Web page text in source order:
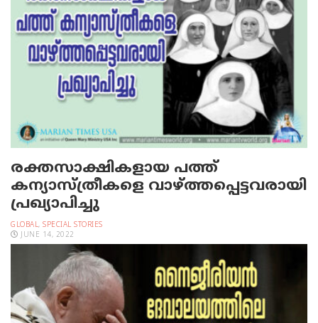
രക്തസാക്ഷികളായ പത്ത്
കന്യാസ്ത്രീകളെ വാഴ്ത്തപ്പെട്ടവരായി
പ്രഖ്യാപിച്ചു
GLOBAL, SPECIAL STORIES
JUNE 14, 2022